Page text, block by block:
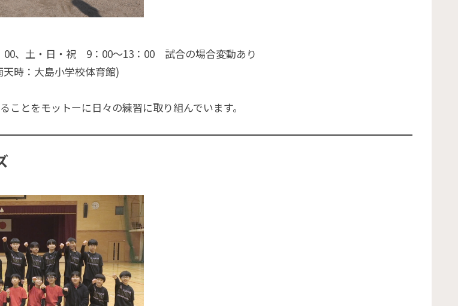
、土・日・祝 9：00～13：00 試合の場合変動あり
時：大島小学校体育館)
とをモットーに日々の練習に取り組んでいます。